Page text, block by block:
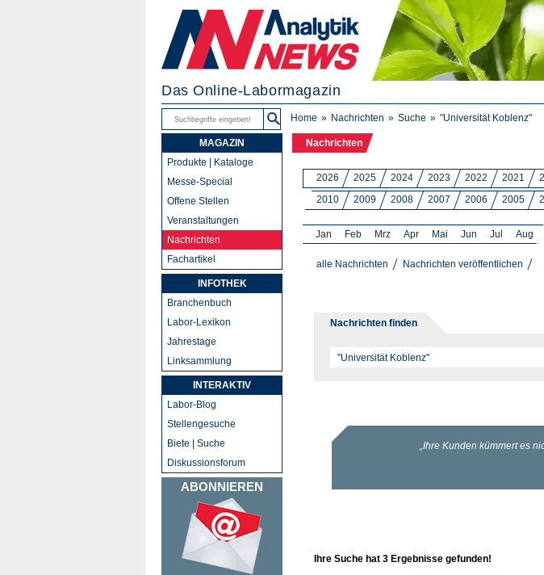
Das Online-Labormagazin
Home Nachrichten Suche "Universität Koblenz"
Nachrichten
2026 2025 2024 2023 2022 2021
2010
2009 2008 2007 2006 2005
Jan Feb Mrz Apr Mai Jun Jul Aug
alle Nachrichten Nachrichten veröffentlichen
Nachrichten finden
Ihre Suche hat 3 Ergebnisse gefunden!
MAGAZIN
Produkte | Kataloge
Messe-Special
Offene Stellen
Veranstaltungen
Nachrichten
Fachartikel
INFOTHEK
Branchenbuch
Labor-Lexikon
Jahrestage
Linksammlung
INTERAKTIV
Labor-Blog
Stellengesuche
Biete | Suche
Diskussionsforum
ABONNIEREN